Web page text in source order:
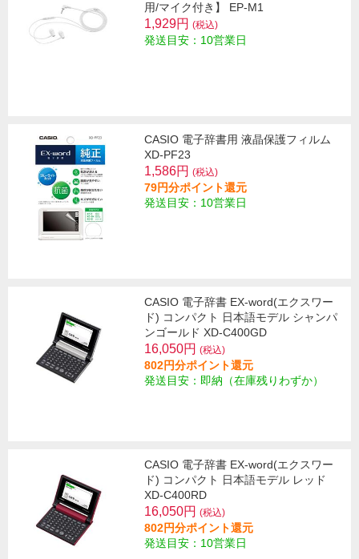
用/マイク付き】 EP-M1
1,929円 (税込)
発送目安：10営業日
CASIO 電子辞書用 液晶保護フィルム
XD-PF23
1,586円 (税込)
79円分ポイント還元
発送目安：10営業日
CASIO 電子辞書 EX-word(エクスワー
ド) コンパクト 日本語モデル シャンパ
ンゴールド XD-C400GD
16,050円 (税込)
802円分ポイント還元
発送目安：即納（在庫残りわずか）
CASIO 電子辞書 EX-word(エクスワー
ド) コンパクト 日本語モデル レッド
XD-C400RD
16,050円 (税込)
802円分ポイント還元
発送目安：10営業日